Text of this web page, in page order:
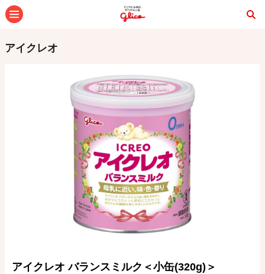
アイクレオ
アイクレオ バランスミルク＜小缶(320g)＞